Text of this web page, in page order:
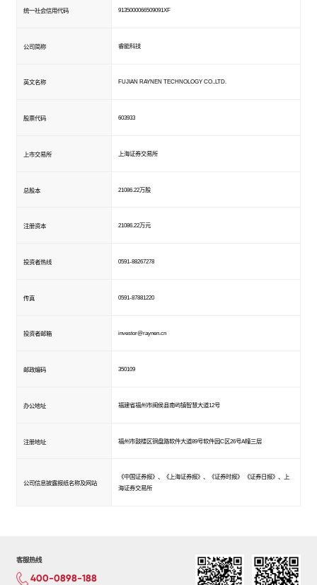
统一社会信用代码 9135000066509091XF
公司简称 睿能科技
英文名称 FUJIAN RAYNEN TECHNOLOGY CO.,LTD.
股票代码 603933
上市交易所 上海证券交易所
总股本 21086.22万股
注册资本 21086.22万元
投资者热线 0591-88267278
传真 0591-87881220
投资者邮箱 investor@raynen.cn
邮政编码 350109
办公地址 福建省福州市闽侯县南屿镇智慧大道12号
注册地址 福州市鼓楼区铜盘路软件大道89号软件园C区26号A幢三层
公司信息披露报纸名称及网站
《中国证券报》、《上海证券报》、《证券时报》 《证券日报》、上
海证券交易所
客服热线
400-0898-188